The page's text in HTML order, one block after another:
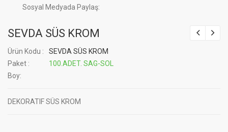
Sosyal Medyada Paylaş:
SEVDA SÜS KROM
Ürün Kodu :
SEVDA SÜS KROM
Paket :
100.ADET. SAG-SOL
Boy:
DEKORATIF SÜS KROM